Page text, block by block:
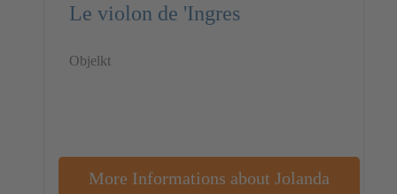
Le violon de 'Ingres
Objelkt
More Informations about Jolanda